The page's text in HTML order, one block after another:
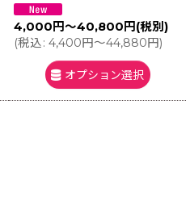
4,000 円～40,800 円 (税別)
(税込: 4,400円～44,880円)
オプション選択